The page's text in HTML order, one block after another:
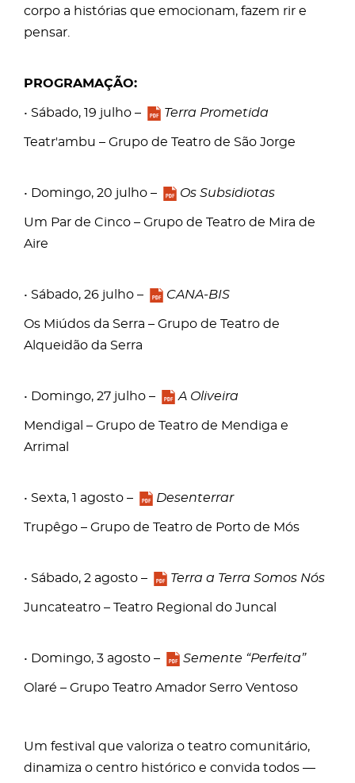
corpo a histórias que emocionam, fazem rir e
pensar.
PROGRAMAÇÃO:
• Sábado, 19 julho – Terra Prometida
Teatr'ambu – Grupo de Teatro de São Jorge
• Domingo, 20 julho – Os Subsidiotas
Um Par de Cinco – Grupo de Teatro de Mira de
Aire
• Sábado, 26 julho – CANA-BIS
Os Miúdos da Serra – Grupo de Teatro de
Alqueidão da Serra
• Domingo, 27 julho – A Oliveira
Mendigal – Grupo de Teatro de Mendiga e
Arrimal
• Sexta, 1 agosto – Desenterrar
Trupêgo – Grupo de Teatro de Porto de Mós
• Sábado, 2 agosto – Terra a Terra Somos Nós
Juncateatro – Teatro Regional do Juncal
• Domingo, 3 agosto – Semente “Perfeita”
Olaré – Grupo Teatro Amador Serro Ventoso
Um festival que valoriza o teatro comunitário,
dinamiza o centro histórico e convida todos —